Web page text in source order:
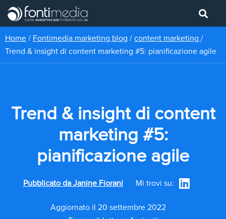
Home / Fontimedia marketing blog / content marketing /
Trend & insight di content marketing #5: pianificazione agile
Trend & insight di content
marketing #5:
pianificazione agile
Pubblicato da Janine Fiorani Mi trovi su:
Aggiornato il 20 settembre 2022